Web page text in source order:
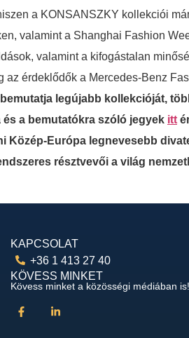
a KONSANSZKY kollekciói
valamint a Shanghai Fashion
valamint a kifogástalan
érdeklődők a Mercedes-Benz
legújabb kollekcióját,
és a bemutatókra szóló jegyek itt
Közép-Európa legnevesebb
résztvevői a világ
KAPCSOLAT
+36 1 413 27 40
KÖVESS MINKET
Kövess minket a közösségi médiában is!